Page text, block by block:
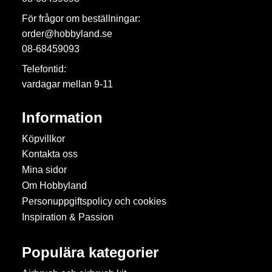
För frågor om beställningar:
order@hobbyland.se
08-68459093
Telefontid:
vardagar mellan 9-11
Information
Köpvillkor
Kontakta oss
Mina sidor
Om Hobbyland
Personuppgiftspolicy och cookies
Inspiration & Passion
Populära kategorier